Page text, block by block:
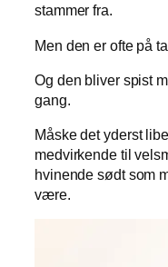
stammer fra.
Men den er ofte på
Og den bliver spist
gang.
Måske det yderst
medvirkende til
hvinende sødt som
være.